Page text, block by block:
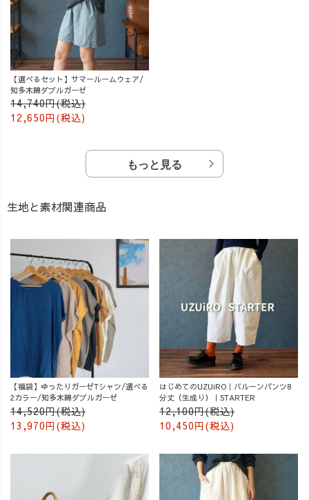
【選べるセット】サマールームウェア/
知多木綿ダブルガーゼ
14,740円(税込)
12,650円(税込)
もっと見る
生地と素材関連商品
【福袋】ゆったりガーゼTシャツ/選べる
2カラー/知多木綿ダブルガーゼ
14,520円(税込)
13,970円(税込)
はじめてのUZUiRO｜バルーンパンツ8
分丈（生成り）｜STARTER
12,100円(税込)
10,450円(税込)